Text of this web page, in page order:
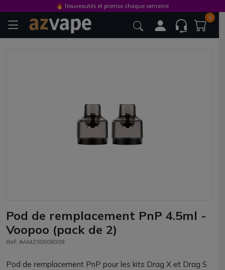
0
Pod de remplacement PnP 4.5ml -
Voopoo (pack de 2)
Ref: #AMZ00008309
Pod de remplacement PnP pour les kits Drag X et Drag S
🔥 Nouveautés et promos chaque semaine